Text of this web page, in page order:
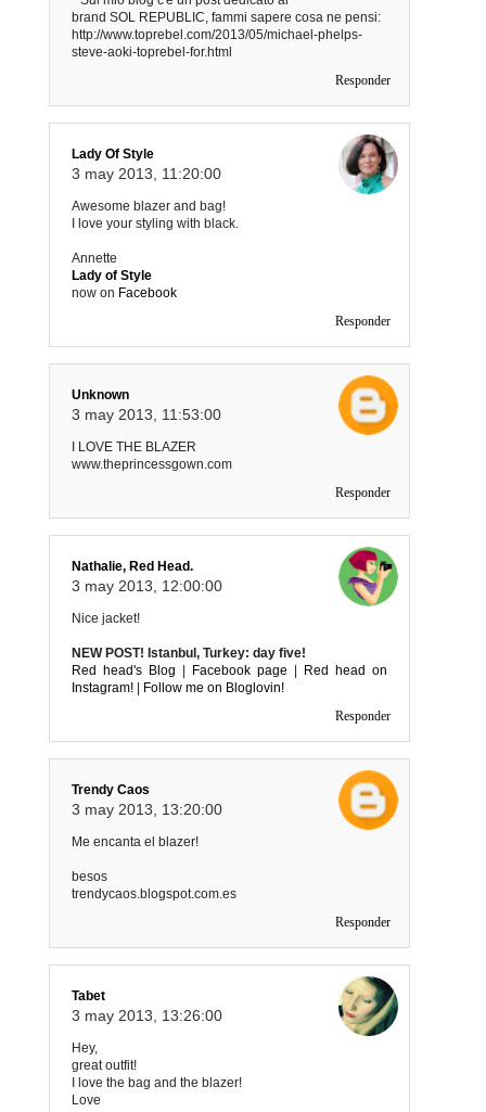
brand SOL REPUBLIC, fammi sapere cosa ne pensi:
http://www.toprebel.com/2013/05/michael-phelps-
steve-aoki-toprebel-for.html
Responder
Lady Of Style
3 may 2013, 11:20:00
Awesome blazer and bag!
I love your styling with black.
Annette
Lady of Style
now on Facebook
Responder
Unknown
3 may 2013, 11:53:00
I LOVE THE BLAZER
www.theprincessgown.com
Responder
Nathalie, Red Head.
3 may 2013, 12:00:00
Nice jacket!
NEW POST! Istanbul, Turkey: day five!
Red head's Blog | Facebook page | Red head on
Instagram! | Follow me on Bloglovin!
Responder
Trendy Caos
3 may 2013, 13:20:00
Me encanta el blazer!
besos
trendycaos.blogspot.com.es
Responder
Tabet
3 may 2013, 13:26:00
Hey,
great outfit!
I love the bag and the blazer!
Love